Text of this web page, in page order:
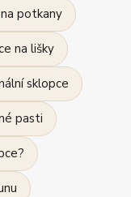
potkany
na lišky
sklopce
pasti